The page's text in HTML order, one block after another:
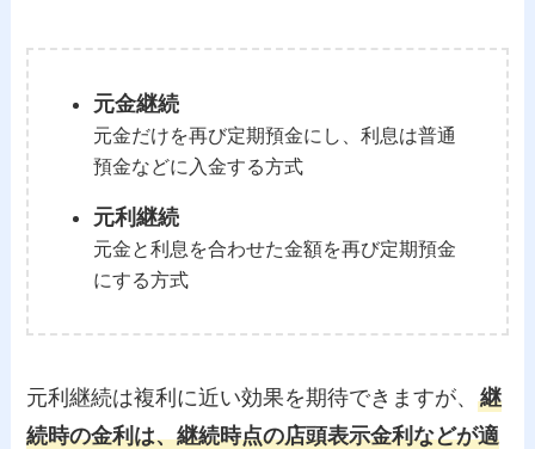
元金継続
元金だけを再び定期預金にし、利息は普通
預金などに入金する方式
元利継続
元金と利息を合わせた金額を再び定期預金
にする方式
元利継続は複利に近い効果を期待できますが、継
続時の金利は、継続時点の店頭表示金利などが適